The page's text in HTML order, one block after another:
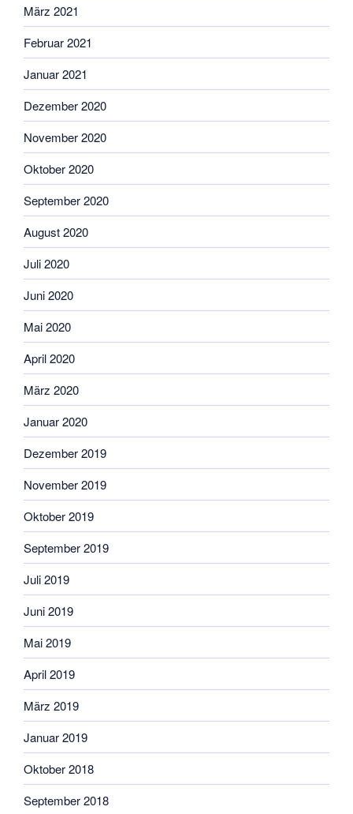
März 2021
Februar 2021
Januar 2021
Dezember 2020
November 2020
Oktober 2020
September 2020
August 2020
Juli 2020
Juni 2020
Mai 2020
April 2020
März 2020
Januar 2020
Dezember 2019
November 2019
Oktober 2019
September 2019
Juli 2019
Juni 2019
Mai 2019
April 2019
März 2019
Januar 2019
Oktober 2018
September 2018